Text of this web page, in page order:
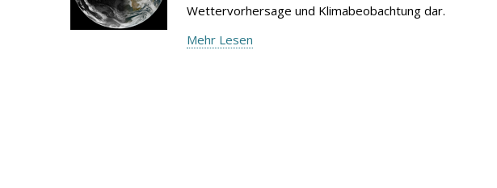
Wettervorhersage und Klimabeobachtung dar.
Mehr Lesen